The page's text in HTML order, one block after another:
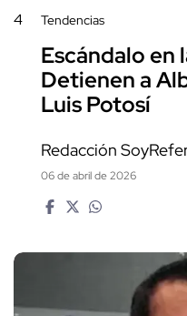
4 Tendencias
Escándalo en
Detienen a
Luis Potosí
Redacción
06 de abril de 2026